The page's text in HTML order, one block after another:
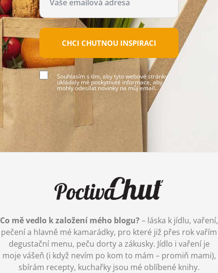
CHCI CHUTNOU INSPIRACI
Souhlasím s tím, aby tyto webové stránky
ukládaly mé poskytnuté informace, aby
mohly odesílat novinky na můj email.
Co mě vedlo k založení mého blogu? – láska k jídlu, vaření,
pečení a hlavně mé kamarádky, pro které již přes rok vařím
degustační menu, peču dorty a zákusky. Jídlo i vaření je
moje vášeň (i když nevím po kom to mám – promiň mami),
sbírám recepty, kuchařky jsou mé oblíbené knihy.